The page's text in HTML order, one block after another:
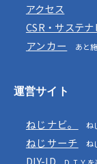
アクセス
CSR・サステナ
アンカー
あと
運営サイト
ねじナビ。 ね
ねじサーチ ね
DIY-ID ＤＩＹを